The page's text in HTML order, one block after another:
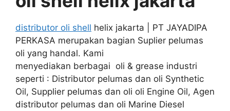
distributor oli shell helix jakarta | PT JAYADIPA
PERKASA merupakan bagian Suplier pelumas
oli yang handal. Kami
menyediakan berbagai oli & grease industri
seperti : Distributor pelumas dan oli Synthetic
Oil, Supplier pelumas dan oli oli Engine Oil, Agen
distributor pelumas dan oli Marine Diesel